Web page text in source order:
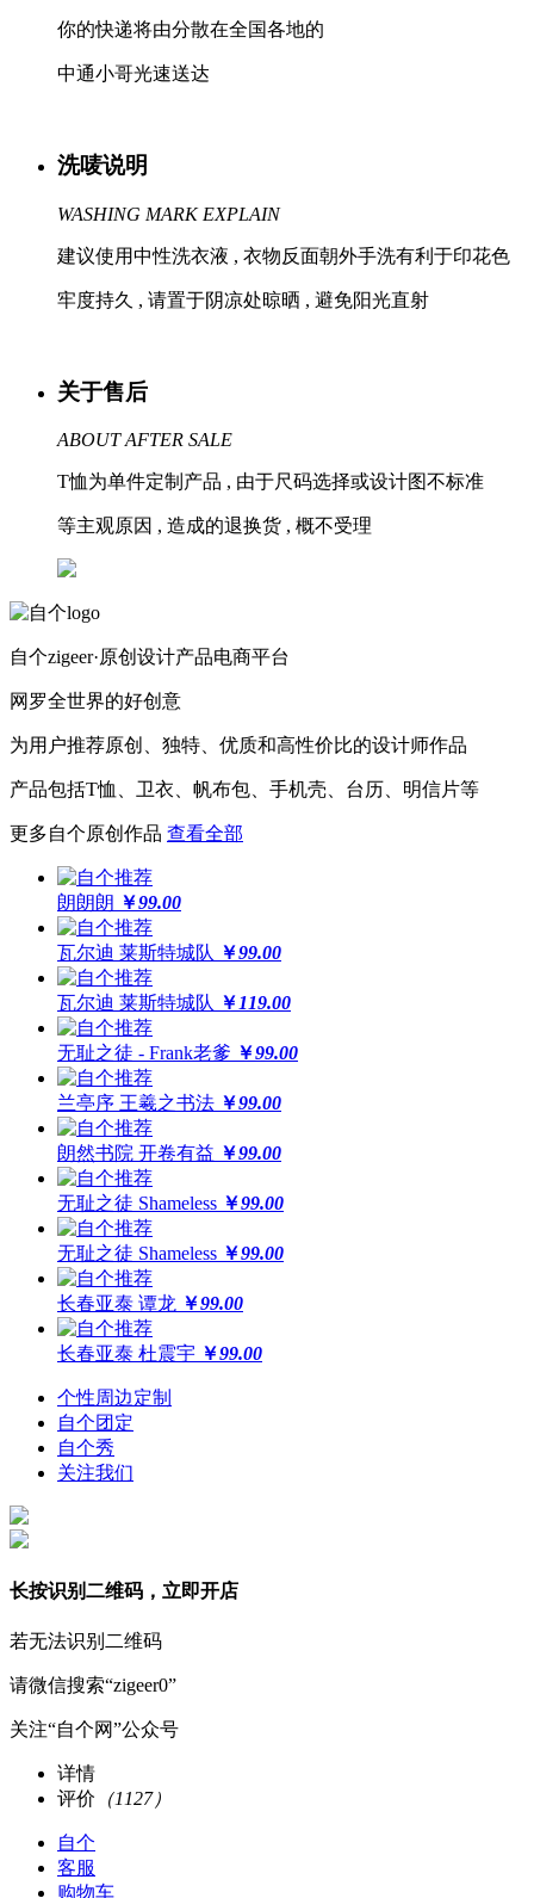
你的快递将由分散在全国各地的
中通小哥光速送达
洗唛说明
WASHING MARK EXPLAIN
建议使用中性洗衣液 , 衣物反面朝外手洗有利于印花色
牢度持久 , 请置于阴凉处晾晒 , 避免阳光直射
关于售后
ABOUT AFTER SALE
T恤为单件定制产品 , 由于尺码选择或设计图不标准
等主观原因 , 造成的退换货 , 概不受理
自个zigeer·原创设计产品电商平台
网罗全世界的好创意
为用户推荐原创、独特、优质和高性价比的设计师作品
产品包括T恤、卫衣、帆布包、手机壳、台历、明信片等
更多自个原创作品 查看全部
朗朗朗 ￥99.00
瓦尔迪 莱斯特城队 ￥99.00
瓦尔迪 莱斯特城队 ￥ 119.00
无耻之徒 - Frank老爹 ￥99.00
兰亭序 王羲之书法 ￥99.00
朗然书院 开卷有益 ￥99.00
无耻之徒 Shameless ￥99.00
无耻之徒 Shameless ￥99.00
长春亚泰 谭龙 ￥99.00
长春亚泰 杜震宇 ￥99.00
个性周边定制
自个团定
自个秀
关注我们
长按识别二维码，立即开店
若无法识别二维码
请微信搜索“zigeer0”
关注“自个网”公众号
详情
评价 （1127）
自个
客服
购物车